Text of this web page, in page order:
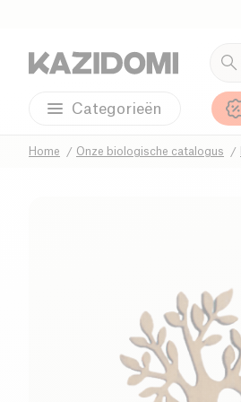
Categorieën
Home Onze biologische catalogus